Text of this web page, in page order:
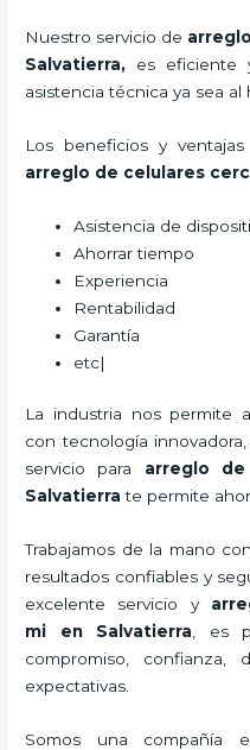
Nuestro servicio de
Salvatierra, es eficiente
asistencia técnica ya sea al
Los beneficios y
arreglo de celulares
Asistencia de
Ahorrar tiempo
Experiencia
Rentabilidad
Garantía
etc|
La industria nos permite
con tecnología
servicio para arreglo
Salvatierra te permite
Trabajamos de la mano
resultados confiables y
excelente servicio y
mi en Salvatierra , es
compromiso, confianza,
expectativas.
Somos una compañía